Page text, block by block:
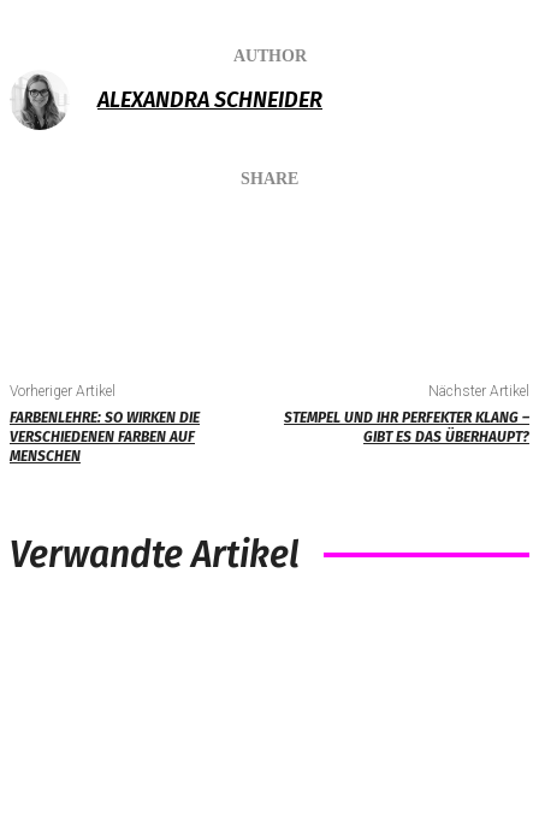
AUTHOR
ALEXANDRA SCHNEIDER
SHARE
Vorheriger Artikel
FARBENLEHRE: SO WIRKEN DIE
VERSCHIEDENEN FARBEN AUF
MENSCHEN
Nächster Artikel
STEMPEL UND IHR PERFEKTER KLANG –
GIBT ES DAS ÜBERHAUPT?
Verwandte Artikel